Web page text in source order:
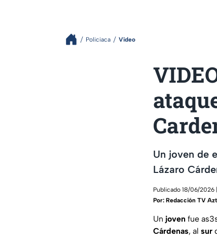
Policiaca Video
Un joven de
Lázaro
Publicado 18/06/2026
Por: Redacción TV
Un joven fue
Cárdenas, al sur